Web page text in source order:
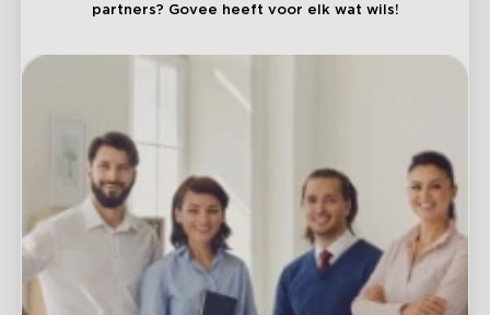
partners? Govee heeft voor elk wat wils!